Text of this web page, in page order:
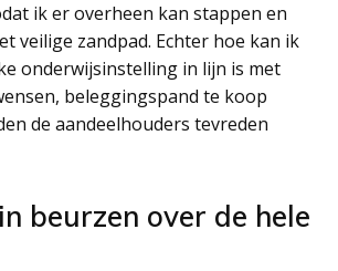
ik er overheen kan stappen en
veilige zandpad. Echter hoe kan ik
onderwijsinstelling in lijn is met
beleggingspand te koop
de aandeelhouders tevreden
beurzen over de hele